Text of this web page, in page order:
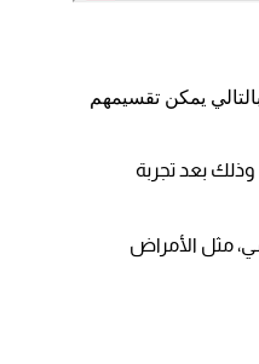
يمكن تقسيمهم
بعد تجربة
مثل الأمراض